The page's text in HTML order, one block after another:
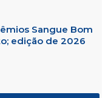
Sangue Bom
edição de 2026